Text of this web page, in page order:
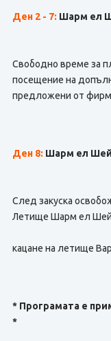
Ден 2 - 7: Шарм ел
Свободно време за
посещение на
предложени от
Ден 8: Шарм ел
След закуска
Летище Шарм ел
кацане на летище
* Програмата е
*